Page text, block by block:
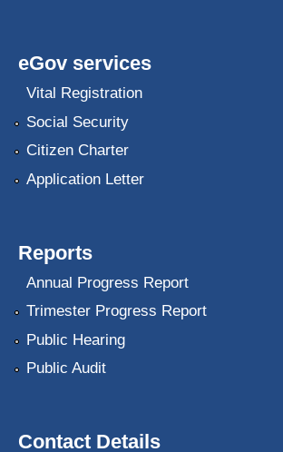
eGov services
Vital Registration
Social Security
Citizen Charter
Application Letter
Reports
Annual Progress Report
Trimester Progress Report
Public Hearing
Public Audit
Contact Details